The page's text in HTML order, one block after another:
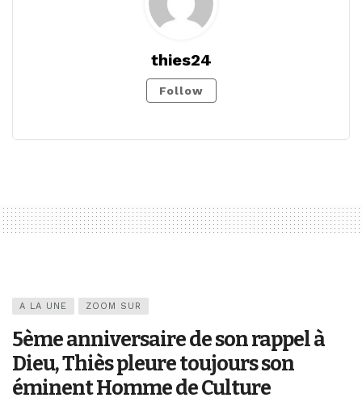
thies24
Follow
A LA UNE ZOOM SUR
5ème anniversaire de son rappel à
Dieu, Thiès pleure toujours son
éminent Homme de Culture